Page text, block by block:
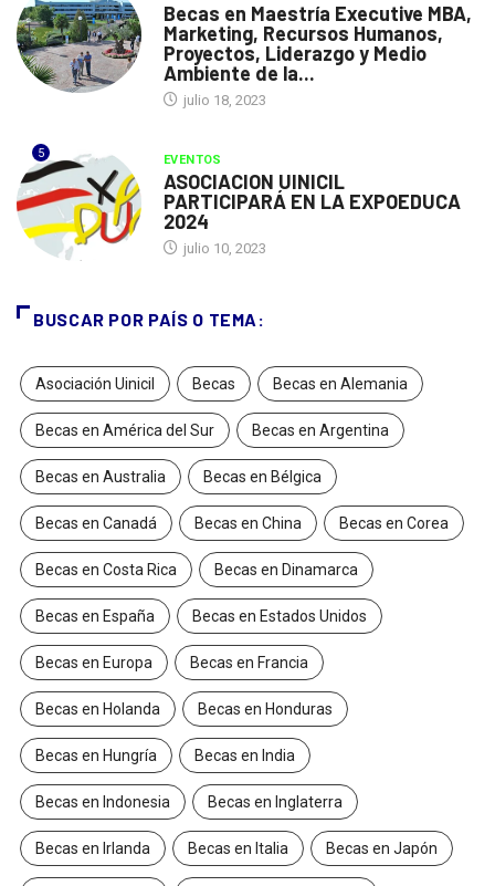
Becas en Maestría Executive MBA,
Marketing, Recursos Humanos,
Proyectos, Liderazgo y Medio
Ambiente de la...
julio 18, 2023
5 EVENTOS
ASOCIACION UINICIL
PARTICIPARÁ EN LA EXPOEDUCA
2024
julio 10, 2023
BUSCAR POR PAÍS O TEMA:
Asociación Uinicil Becas Becas en Alemania
Becas en América del Sur Becas en Argentina
Becas en Australia Becas en Bélgica
Becas en Canadá Becas en China Becas en Corea
Becas en Costa Rica Becas en Dinamarca
Becas en España Becas en Estados Unidos
Becas en Europa Becas en Francia
Becas en Holanda Becas en Honduras
Becas en Hungría Becas en India
Becas en Indonesia Becas en Inglaterra
Becas en Irlanda Becas en Italia Becas en Japón